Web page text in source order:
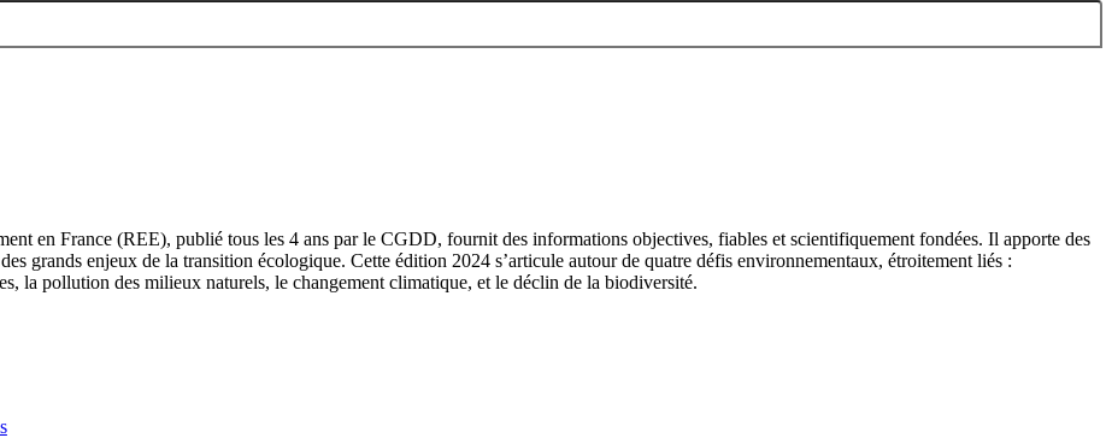
en France (REE), publié tous les 4 ans par le CGDD, fournit des informations objectives, fiables et scientifiquement fondées. Il apporte des
grands enjeux de la transition écologique. Cette édition 2024 s’articule autour de quatre défis environnementaux, étroitement liés :
la pollution des milieux naturels, le changement climatique, et le déclin de la biodiversité.